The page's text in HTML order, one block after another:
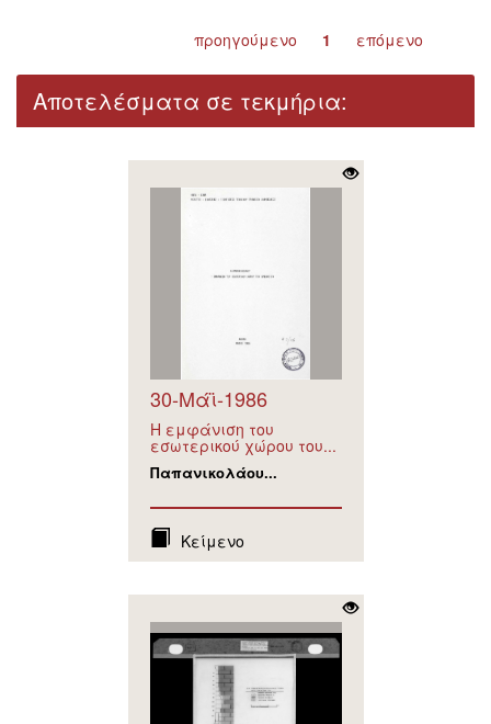
προηγούμενο 1 επόμενο
Αποτελέσματα σε τεκμήρια:
30-Μάϊ-1986
Η εμφάνιση του
εσωτερικού χώρου του...
Παπανικολάου...
Κείμενο